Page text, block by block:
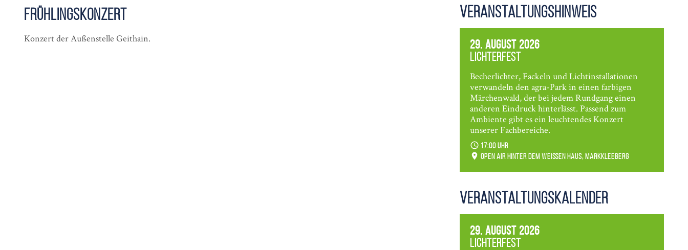
Frühlings­konzert
Konzert der Außenstelle Geithain.
Veranstaltungshinweis
29. August 2026
Lichterfest
Becherlichter, Fackeln und Lichtinstallationen
verwandeln den agra-Park in einen farbigen
Märchenwald, der bei jedem Rundgang einen
anderen Eindruck hinterlässt. Passend zum
Ambiente gibt es ein leuchtendes Konzert
unserer Fachbereiche.
17:00 Uhr
Open Air hinter dem weißen Haus, Markkleeberg
Veranstaltungs­kalender
29. August 2026
Lichterfest